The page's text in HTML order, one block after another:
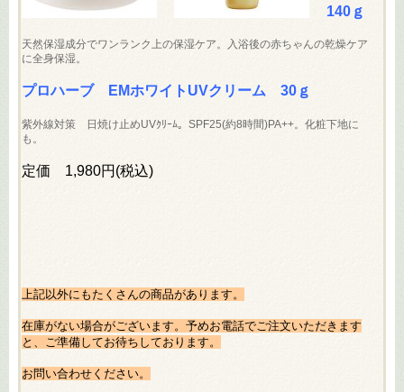
140ｇ
天然保湿成分でワンランク上の保湿ケア。入浴後の赤ちゃんの乾燥ケア
に全身保湿。
プロハーブ EMホワイトUVクリーム 30ｇ
紫外線対策 日焼け止めUVｸﾘｰﾑ。SPF25(約8時間)PA++。化粧下地に
も。
定価 1,980円(税込)
上記以外にもたくさんの商品があります。
在庫がない場合がございます。予めお電話でご注文いただきます
と、ご準備してお待ちしております。
お問い合わせください。